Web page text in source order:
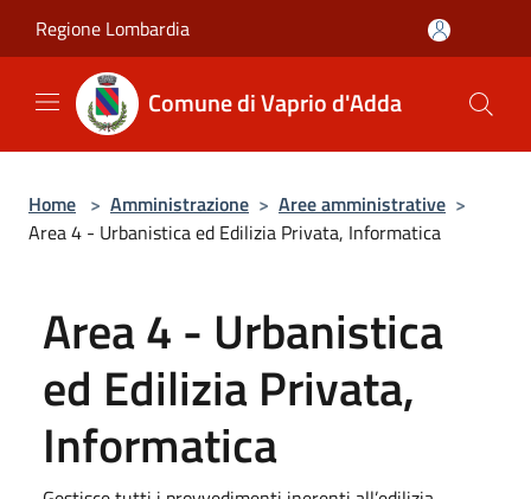
Regione Lombardia
Comune di Vaprio d'Adda
Home > Amministrazione > Aree amministrative >
Area 4 - Urbanistica ed Edilizia Privata, Informatica
Area 4 - Urbanistica
ed Edilizia Privata,
Informatica